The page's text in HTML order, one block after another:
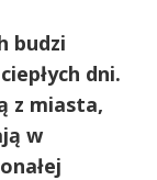
budzi
dni.
z miasta,
w